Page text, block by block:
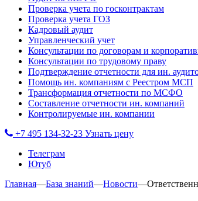
Проверка учета по госконтрактам
Проверка учета ГОЗ
Кадровый аудит
Управленческий учет
Консультации по договорам и
Консультации по трудовому праву
Подтверждение отчетности для ин.
Помощь ин. компаниям с Реестром МСП
Трансформация отчетности по МСФО
Составление отчетности ин. компаний
Контролируемые ин. компании
+7 495 134-32-23 Узнать цену
Телеграм
Ютуб
Главная—База знаний—Новости—